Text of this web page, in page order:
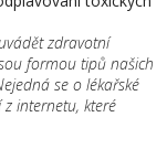
zdravotní
formou tipů našich
se o lékařské
internetu, které